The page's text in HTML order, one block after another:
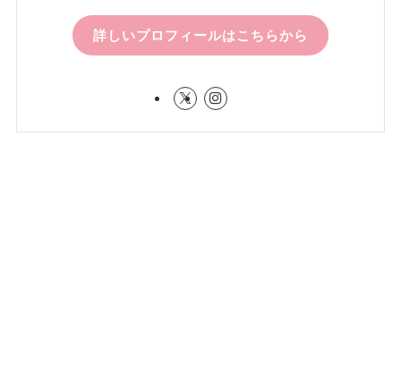
詳しいプロフィールはこちらから